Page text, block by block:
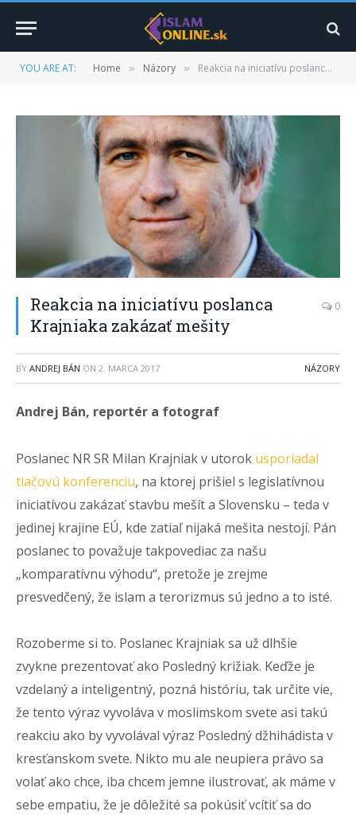
YOU ARE AT: Home » Názory » Reakcia na iniciatívu poslanca Krajniaka zakázať mešity
Reakcia na iniciatívu poslanca
Krajniaka zakázať mešity
0
BY ANDREJ BÁN ON 2. MARCA 2017 NÁZORY
Andrej Bán, reportér a fotograf
Poslanec NR SR Milan Krajniak v utorok usporiadal
tlačovú konferenciu, na ktorej prišiel s legislatívnou
iniciatívou zakázať stavbu mešít a Slovensku – teda v
jedinej krajine EÚ, kde zatiaľ nijaká mešita nestojí. Pán
poslanec to považuje takpovediac za našu
„komparatívnu výhodu“, pretože je zrejme
presvedčený, že islam a terorizmus sú jedno a to isté.
Rozoberme si to. Poslanec Krajniak sa už dlhšie
zvykne prezentovať ako Posledný križiak. Keďže je
vzdelaný a inteligentný, pozná históriu, tak určite vie,
že tento výraz vyvoláva v moslimskom svete asi takú
reakciu ako by vyvolával výraz Posledný džhihádista v
kresťanskom svete. Nikto mu ale neupiera právo sa
volať ako chce, iba chcem jemne ilustrovať, ak máme v
sebe empatiu, že je dôležité sa pokúsiť vcítiť sa do